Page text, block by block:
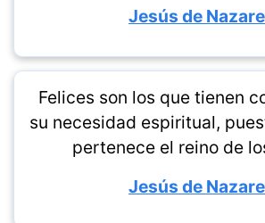
Jesús de
Felices son los que tienen
su necesidad espiritual,
pertenece el reino de
Jesús de